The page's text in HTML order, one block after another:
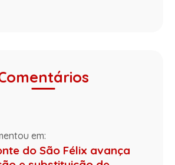
em:
do São Félix avança